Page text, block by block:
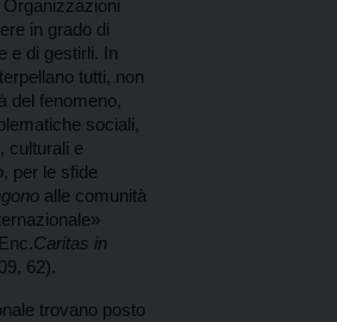
in grado di
e di gestirli. In
tutti, non
del fenomeno,
sociali,
culturali e
, per le sfide
alle comunità
Caritas in
62).
trovano posto